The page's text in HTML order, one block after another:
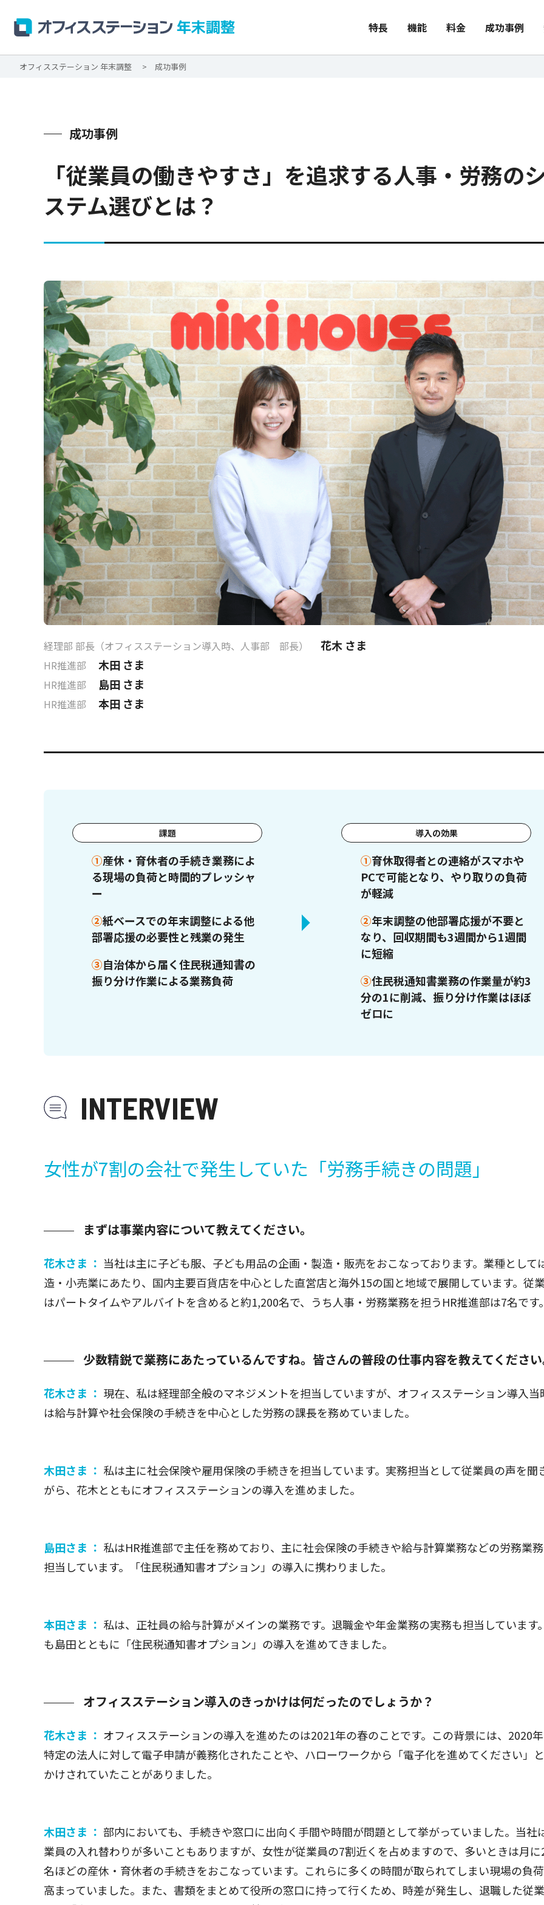
特長 機能 料金 成功事例
オフィスステーション 年末調整 成功事例
成功事例
「従業員の働きやすさ」を追求する人事・労務の
ステム選びとは？
経理部 部長（オフィスステーション導入時、人事部 部長） 花木 さま
HR推進部 木田 さま
HR推進部 島田 さま
HR推進部 本田 さま
課題
①産休・育休者の手続き業務によ
る現場の負荷と時間的プレッシャ
ー
②紙ベースでの年末調整による他
部署応援の必要性と残業の発生
③自治体から届く住民税通知書の
振り分け作業による業務負荷
導入の効果
①育休取得者との連絡がスマホや
PCで可能となり、やり取りの負荷
が軽減
②年末調整の他部署応援が不要と
なり、回収期間も3週間から1週間
に短縮
③住民税通知書業務の作業量が約3
分の1に削減、振り分け作業はほぼ
ゼロに
INTERVIEW
女性が7割の会社で発生していた「労務手続きの問題」
まずは事業内容について教えてください。
花木さま ： 当社は主に子ども服、子ども用品の企画・製造・販売をおこなっております。業種として
造・小売業にあたり、国内主要百貨店を中心とした直営店と海外15の国と地域で展開しています。従
はパートタイムやアルバイトを含めると約1,200名で、うち人事・労務業務を担うHR推進部は7名です。
少数精鋭で業務にあたっているんですね。皆さんの普段の仕事内容を教えてください
花木さま ： 現在、私は経理部全般のマネジメントを担当していますが、オフィスステーション導入当
は給与計算や社会保険の手続きを中心とした労務の課長を務めていました。
木田さま ： 私は主に社会保険や雇用保険の手続きを担当しています。実務担当として従業員の声を聞
がら、花木とともにオフィスステーションの導入を進めました。
島田さま ： 私はHR推進部で主任を務めており、主に社会保険の手続きや給与計算業務などの労務業
担当しています。「住民税通知書オプション」の導入に携わりました。
本田さま ： 私は、正社員の給与計算がメインの業務です。退職金や年金業務の実務も担当しています
も島田とともに「住民税通知書オプション」の導入を進めてきました。
オフィスステーション導入のきっかけは何だったのでしょうか？
花木さま ： オフィスステーションの導入を進めたのは2021年の春のことです。この背景には、2020
特定の法人に対して電子申請が義務化されたことや、ハローワークから「電子化を進めてください」
かけされていたことがありました。
木田さま ： 部内においても、手続きや窓口に出向く手間や時間が問題として挙がっていました。当社
業員の入れ替わりが多いこともありますが、女性が従業員の7割近くを占めますので、多いときは月に
名ほどの産休・育休者の手続きをおこなっています。これらに多くの時間が取られてしまい現場の負
高まっていました。また、書類をまとめて役所の窓口に持って行くため、時差が発生し、退職した従